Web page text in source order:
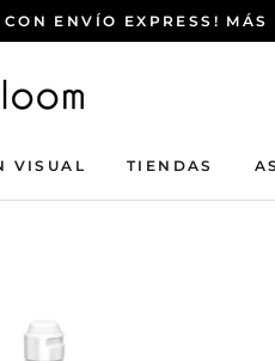
ENVÍO EXPRESS! MÁS
VISUAL
TIENDAS